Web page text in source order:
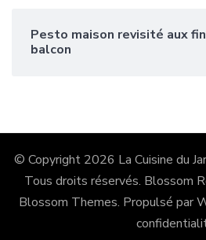
Pesto maison revisité aux
balcon
© Copyright 2026 La Cuisine du
Tous droits réservés. Blossom
Blossom Themes. Propulsé par